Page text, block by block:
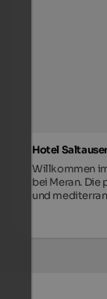
Hotel
Willkommen
bei Meran. Die
und